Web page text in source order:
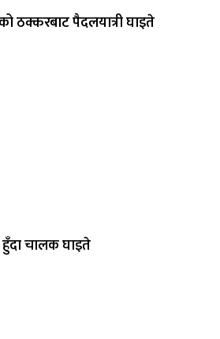
ठक्करबाट पैदलयात्री घाइते
हुँदा चालक घाइते